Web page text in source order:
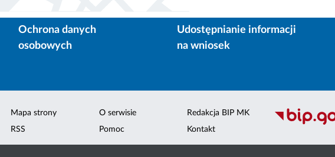
Ochrona danych
osobowych
Udostępnianie informacji
na wniosek
Mapa strony
RSS
O serwisie
Pomoc
Redakcja BIP MK
Kontakt